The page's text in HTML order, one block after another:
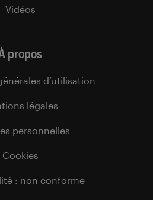
Vidéos
propos
d’utilisation
légales
personnelles
Cookies
: non conforme